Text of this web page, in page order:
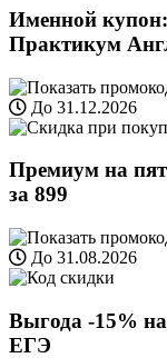
Именной
Практикум
До 31.12.2026
Премиум на
за 899
До 31.08.2026
Выгода -15%
ЕГЭ